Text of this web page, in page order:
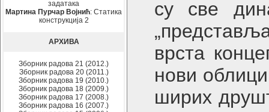
задатака
Мартина Пурчар Војнић: Статика
конструкција 2
АРХИВА
Зборник радова 21 (2012.)
Зборник радова 20 (2011.)
Зборник радова 19 (2010.)
Зборник радова 18 (2009.)
Зборник радова 17 (2008.)
Зборник радова 16 (2007.)
су све
врста
нови
ширих